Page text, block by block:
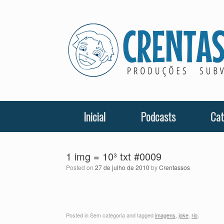
Inicial Podcasts
1 img = 10³ txt #0009
Posted on 27 de julho de 2010 byCrentassos
Posted in Sem categoria and taggedimagens joke rio